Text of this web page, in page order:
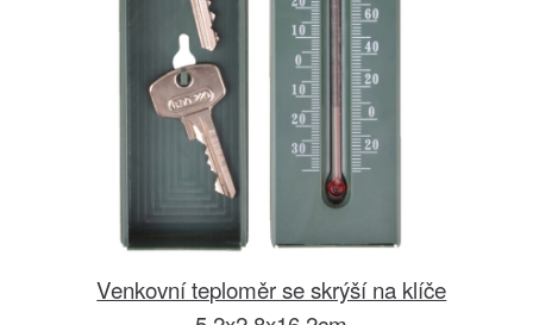
Venkovní teploměr se skrýší na klíče